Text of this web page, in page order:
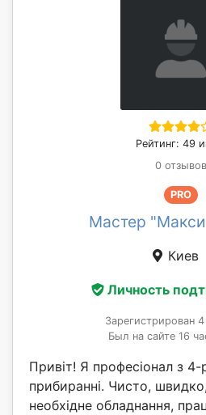
Рейтинг: 49
0 отзывов
PRO
Мастер
Киев
Личность
Зарегистрирован 4
Был на сайте 16
Привіт! Я професіонал з
прибиранні. Чисто,
необхідне обладнання,